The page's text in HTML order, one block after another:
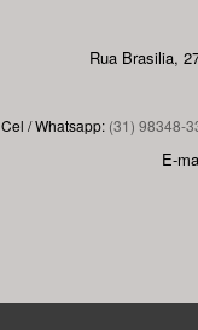
Rua Brasilia,
Cel / Whatsapp: (31) 98348-
E-